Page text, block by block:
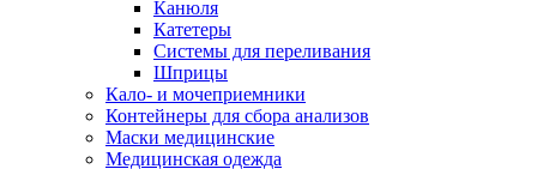
Канюля
Катетеры
Системы для переливания
Шприцы
Кало- и мочеприемники
Контейнеры для сбора анализов
Маски медицинские
Медицинская одежда